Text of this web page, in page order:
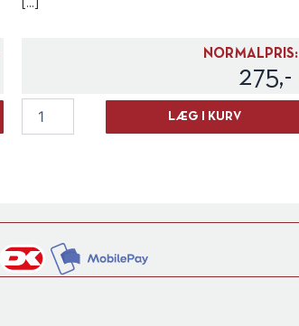
[...]
NORMALPRIS:
275,-
"Icone"
LÆG I KURV